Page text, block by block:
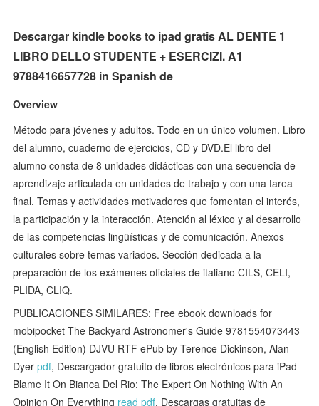
Descargar kindle books to ipad gratis AL DENTE 1
LIBRO DELLO STUDENTE + ESERCIZI. A1
9788416657728 in Spanish de
Overview
Método para jóvenes y adultos. Todo en un único volumen. Libro
del alumno, cuaderno de ejercicios, CD y DVD.El libro del
alumno consta de 8 unidades didácticas con una secuencia de
aprendizaje articulada en unidades de trabajo y con una tarea
final. Temas y actividades motivadores que fomentan el interés,
la participación y la interacción. Atención al léxico y al desarrollo
de las competencias lingüísticas y de comunicación. Anexos
culturales sobre temas variados. Sección dedicada a la
preparación de los exámenes oficiales de italiano CILS, CELI,
PLIDA, CLIQ.
PUBLICACIONES SIMILARES: Free ebook downloads for
mobipocket The Backyard Astronomer's Guide 9781554073443
(English Edition) DJVU RTF ePub by Terence Dickinson, Alan
Dyerpdf, Descargador gratuito de libros electrónicos para iPad
Blame It On Bianca Del Rio: The Expert On Nothing With An
Opinion On Everything read pdf, Descargas gratuitas de